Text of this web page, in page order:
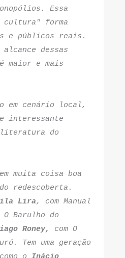
Essa
cultura" forma
e públicos reais.
dessas
maior e mais
em cenário local,
interessante
literatura do
muita coisa boa
redescoberta.
Lira, com Manual
Barulho do
Roney,
com O
Tem uma geração